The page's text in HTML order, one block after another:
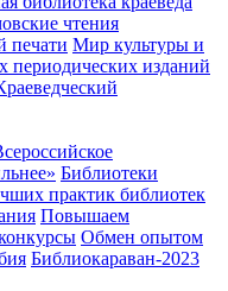
чтения
печати Мир культуры и
периодических изданий
Библиотеки
практик библиотек
Повышаем
Обмен опытом
Библиокараван-2023